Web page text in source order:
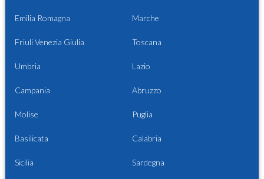
Emilia Romagna Marche
Friuli Venezia Giulia Toscana
Umbria Lazio
Campania Abruzzo
Molise Puglia
Basilicata Calabria
Sicilia Sardegna